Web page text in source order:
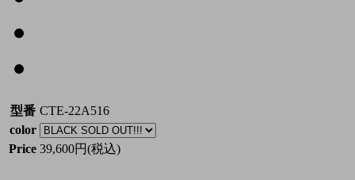
型番 CTE-22A516
color
Price 39,600円(税込)